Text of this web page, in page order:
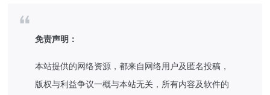
免责声明：
本站提供的网络资源，都来自网络用户及匿名投稿，
版权与利益争议一概与本站无关，所有内容及软件的